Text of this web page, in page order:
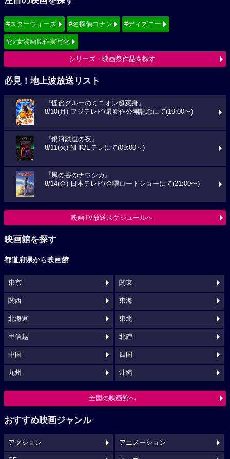
#スターウォーズ #名探偵コナン #ディズニー
#少女漫画原作実写化
シリーズ・映画祭作品を探す
必見！地上波放送リスト
『怪盗グルーのミニオン超変身』
8/10(月) フジテレビ/最新作公開記念にて(19:00〜)
『銀河鉄道の夜』
8/11(火) NHK/Eテレにて(09:00～)
『風の谷のナウシカ』
8/14(金) 日本テレビ/金曜ロードショーにて(21:00〜)
映画TV放送スケジュールへ
映画館を探す
都道府県から映画館
東京 関東
関西 東海
北海道 東北
甲信越 北陸
中国 四国
九州 沖縄
全国の映画館へ
おすすめ映画ジャンル
アクション アニメーション